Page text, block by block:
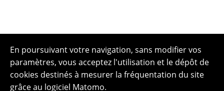
En poursuivant votre navigation, sans modifier vos
paramètres, vous acceptez l'utilisation et le dépôt de
cookies destinés à mesurer la fréquentation du site
grâce au logiciel Matomo.